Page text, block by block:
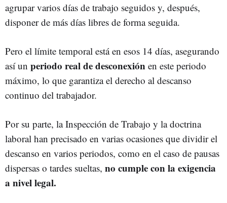
agrupar varios días de trabajo seguidos y, después,
disponer de más días libres de forma seguida.
Pero el límite temporal está en esos 14 días, asegurando
así un periodo real de desconexión en este periodo
máximo, lo que garantiza el derecho al descanso
continuo del trabajador.
Por su parte, la Inspección de Trabajo y la doctrina
laboral han precisado en varias ocasiones que dividir el
descanso en varios periodos, como en el caso de pausas
dispersas o tardes sueltas, no cumple con la exigencia
a nivel legal.